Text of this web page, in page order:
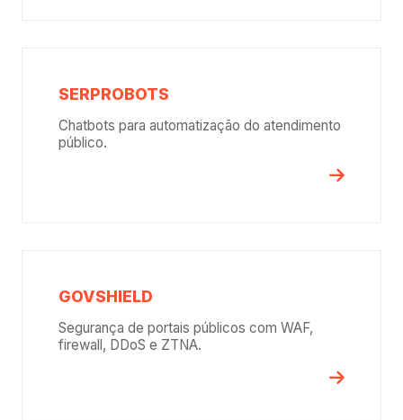
SERPROBOTS
Chatbots para automatização do atendimento
público.
GOVSHIELD
Segurança de portais públicos com WAF,
firewall, DDoS e ZTNA.